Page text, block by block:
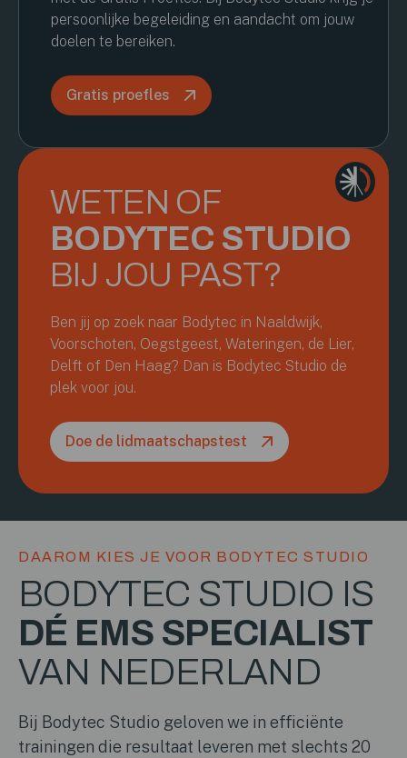
persoonlijke begeleiding en aandacht om jouw
doelen te bereiken.
Gratis proefles
WETEN OF
BODYTEC STUDIO
BIJ JOU PAST?
Ben jij op zoek naar Bodytec in Naaldwijk,
Voorschoten, Oegstgeest, Wateringen, de Lier,
Delft of Den Haag? Dan is Bodytec Studio de
plek voor jou.
Doe de lidmaatschapstest
DAAROM KIES JE VOOR BODYTEC STUDIO
BODYTEC STUDIO IS
DÉ EMS SPECIALIST
VAN NEDERLAND
Bij Bodytec Studio geloven we in efficiënte
trainingen die resultaat leveren met slechts 20